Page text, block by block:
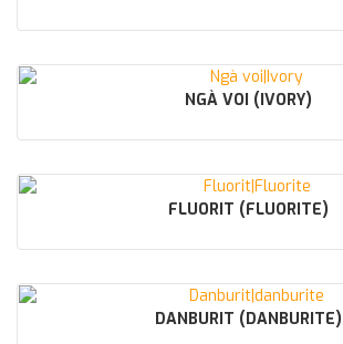
NGÀ VOI (IVORY)
FLUORIT (FLUORITE)
DANBURIT (DANBURITE)